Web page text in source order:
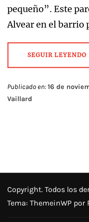
pequeño”. Este
Alvear en el barrio
SEGUIR LEYENDO
Publicado en:16 de
Vaillard
Copyright. Todos los
Tema: ThemeinWP por